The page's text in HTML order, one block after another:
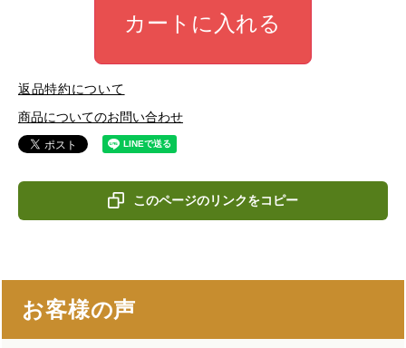
カートに入れる
返品特約について
商品についてのお問い合わせ
このページのリンクをコピー
お客様の声